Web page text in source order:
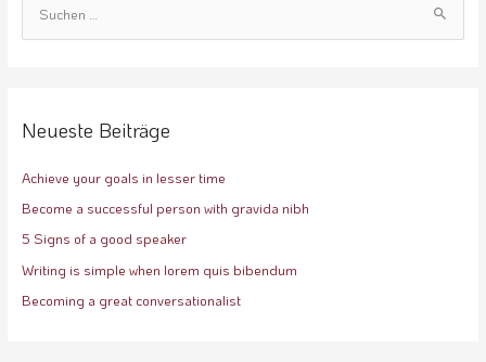
u
e
n
a
c
Neueste Beiträge
Achieve your goals in lesser time
Become a successful person with gravida nibh
5 Signs of a good speaker
Writing is simple when lorem quis bibendum
Becoming a great conversationalist